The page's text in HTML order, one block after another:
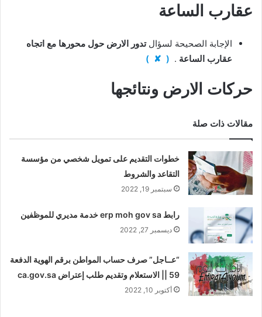
عقارب الساعة
الإجابة الصحيحة لسؤالتدور الارض حول محورها مع اتجاه
عقارب الساعة .
( ✘ )
حركات الارض ونتائجها
مقالات ذات صلة
خطوات التقديم على تمويل شخصي من مؤسسة
التقاعد والشروط
سبتمبر 19, 2022
رابط erp moh gov sa خدمة مديري للموظفين
ديسمبر 27, 2022
“عــاجل” صرف حساب المواطن برقم الهوية الدفعة
59 || الاستعلام وتقديم طلب إعتراض ca.gov.sa
أكتوبر 10, 2022